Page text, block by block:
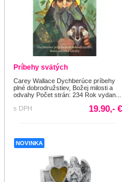
Príbehy svätých
Carey Wallace Dychberúce príbehy
plné dobrodružstiev, Božej milosti a
odvahy Počet strán: 234 Rok vydan...
s DPH
19.90,- €
NOVINKA